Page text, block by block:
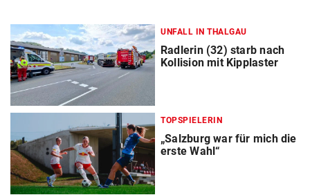
UNFALL IN THALGAU
Radlerin (32) starb nach
Kollision mit Kipplaster
TOPSPIELERIN
„Salzburg war für mich die
erste Wahl“